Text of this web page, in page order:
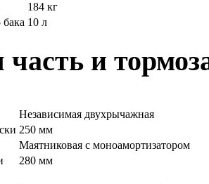
184 кг
10 л
часть и
Независимая двухрычажная
250 мм
Маятниковая с моноамортизатором
280 мм